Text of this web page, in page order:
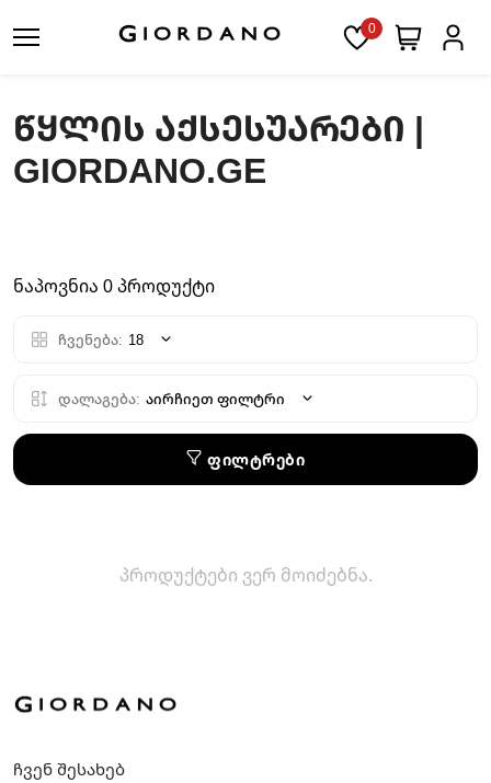
0
ᲬᲧᲚᲘᲡ ᲐᲥᲡᲔᲡᲣᲐᲠᲔᲑᲘ |
GIORDANO.GE
ნაპოვნია 0 პროდუქტი
ჩვენება: 18
დალაგება: აირჩიეთ ფილტრი
ფილტრები
პროდუქტები ვერ მოიძებნა.
ჩვენ შესახებ